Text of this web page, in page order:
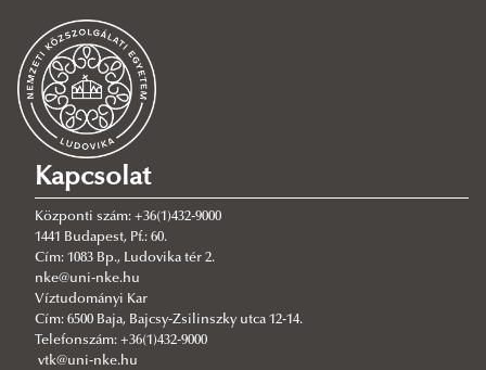
Projekt bemutatása
Online megjelenések
Restore4Life
KEHOP-2.1.7-19-2019-00018
A projekt bemutatása
Rendezvények
EFOP-3.4.3-16-2016-00003
A projekt bemutatása
Tankönyvek, publikációk
Online megjelenések
EFOP-3.6.1-16-2016-00025
A projekt bemutatása
Tankönyvek, publikációk, módszertanok
Online megjelenések
TÉT_15_IL-1-2016-00013
HUSRB/1602/12/0014 SWeM-PaL
InterFloodCourse 04_ECVII_PA05
AquaNES -H2020-WATER-2014-2015
RRF-4.2.1-23-2023-00001
DANURELY-WS
PANNONIAN.GW
Kapcsolat
Központi szám: +36(1)432-9000
1441 Budapest, Pf.: 60.
Cím: 1083 Bp., Ludovika tér 2.
nke@uni-nke.hu
Víztudományi Kar
Cím: 6500 Baja, Bajcsy-Zsilinszky utca 12-14.
Telefonszám: +36(1)432-9000
vtk@uni-nke.hu